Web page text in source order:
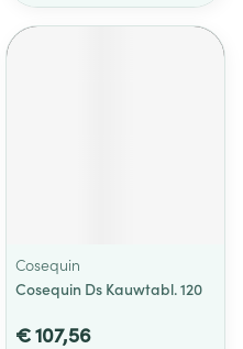
Cosequin
Cosequin Ds Kauwtabl. 120
€ 107,56